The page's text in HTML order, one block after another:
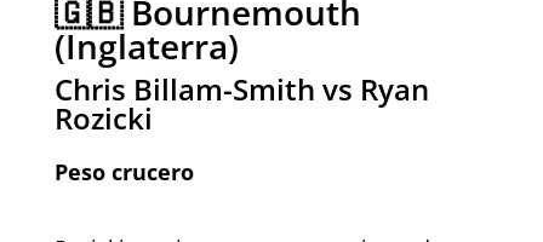
🇬🇧 Bournemouth
(Inglaterra)
Chris Billam-Smith vs Ryan
Rozicki
Peso crucero